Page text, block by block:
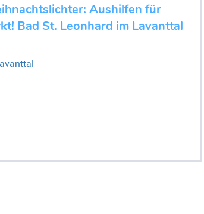
Aushilfen für
Bad St. Leonhard im Lavanttal